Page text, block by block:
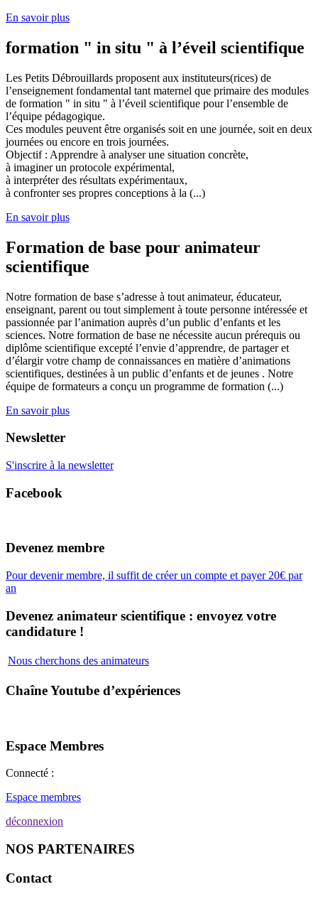
En savoir plus
formation " in situ " à l’éveil scientifique
Les Petits Débrouillards proposent aux instituteurs(rices) de
l’enseignement fondamental tant maternel que primaire des modules
de formation " in situ " à l’éveil scientifique pour l’ensemble de
l’équipe pédagogique.
Ces modules peuvent être organisés soit en une journée, soit en deux
journées ou encore en trois journées.
Objectif : Apprendre à analyser une situation concrète,
à imaginer un protocole expérimental,
à interpréter des résultats expérimentaux,
à confronter ses propres conceptions à la (...)
En savoir plus
Formation de base pour animateur
scientifique
Notre formation de base s’adresse à tout animateur, éducateur,
enseignant, parent ou tout simplement à toute personne intéressée et
passionnée par l’animation auprès d’un public d’enfants et les
sciences. Notre formation de base ne nécessite aucun prérequis ou
diplôme scientifique excepté l’envie d’apprendre, de partager et
d’élargir votre champ de connaissances en matière d’animations
scientifiques, destinées à un public d’enfants et de jeunes . Notre
équipe de formateurs a conçu un programme de formation (...)
En savoir plus
Newsletter
S'inscrire à la newsletter
Facebook
Devenez membre
Pour devenir membre, il suffit de créer un compte et payer 20€ par
an
Devenez animateur scientifique : envoyez votre
candidature !
Nous cherchons des animateurs
Chaîne Youtube d’expériences
Espace Membres
Connecté :
Espace membres
déconnexion
NOS PARTENAIRES
Contact